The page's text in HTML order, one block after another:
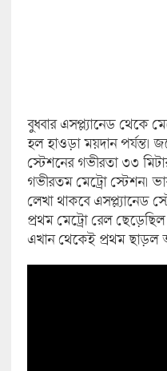
বুধবার এসপ্ল্যানেড থেকে
হল হাওড়া ময়দান পর্যন্ত।
স্টেশনের গভীরতা ৩৩
গভীরতম মেট্রো স্টেশন।
লেখা থাকবে এসপ্ল্যানেড
প্রথম মেট্রো রেল
এখান থেকেই প্রথম ছাড়ল